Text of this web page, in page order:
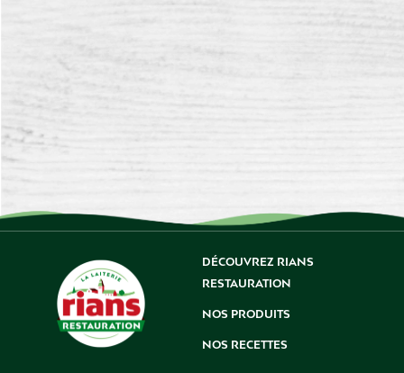
DÉCOUVREZ RIANS
RESTAURATION
NOS PRODUITS
NOS RECETTES